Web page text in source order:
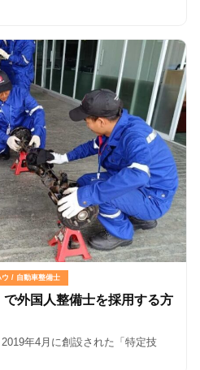
ウ / 自動車整備士
外国人整備士を採用する方
年4月に創設された「特定技